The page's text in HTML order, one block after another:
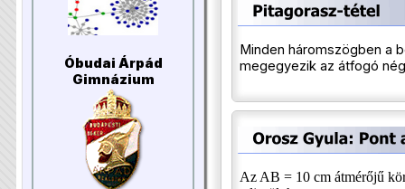
Óbudai Árpád
Gimnázium
Minden háromszögben a
megegyezik az átfogó
Az AB = 10 cm átmérőjű